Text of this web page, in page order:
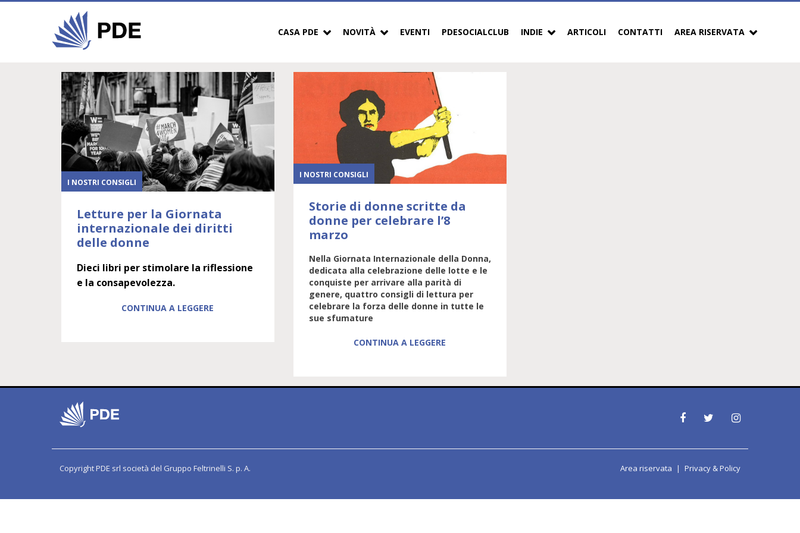
CASA PDE NOVITÀ EVENTI PDESOCIALCLUB INDIE ARTICOLI CONTATTI AREA RISERVATA
I NOSTRI CONSIGLI
Letture per la Giornata
internazionale dei diritti
delle donne
Dieci libri per stimolare la riflessione
e la consapevolezza.
CONTINUA A LEGGERE
I NOSTRI CONSIGLI
Storie di donne scritte da
donne per celebrare l’8
marzo
Nella Giornata Internazionale della Donna,
dedicata alla celebrazione delle lotte e le
conquiste per arrivare alla parità di
genere, quattro consigli di lettura per
celebrare la forza delle donne in tutte le
sue sfumature
CONTINUA A LEGGERE
Copyright PDE srl società del Gruppo Feltrinelli S. p. A. Area riservata Privacy & Policy